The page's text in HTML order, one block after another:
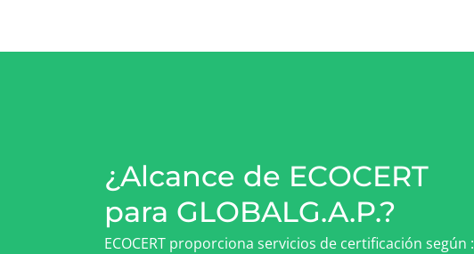
¿Alcance de ECOCERT
para GLOBALG.A.P.?
ECOCERT proporciona servicios de certificación según :